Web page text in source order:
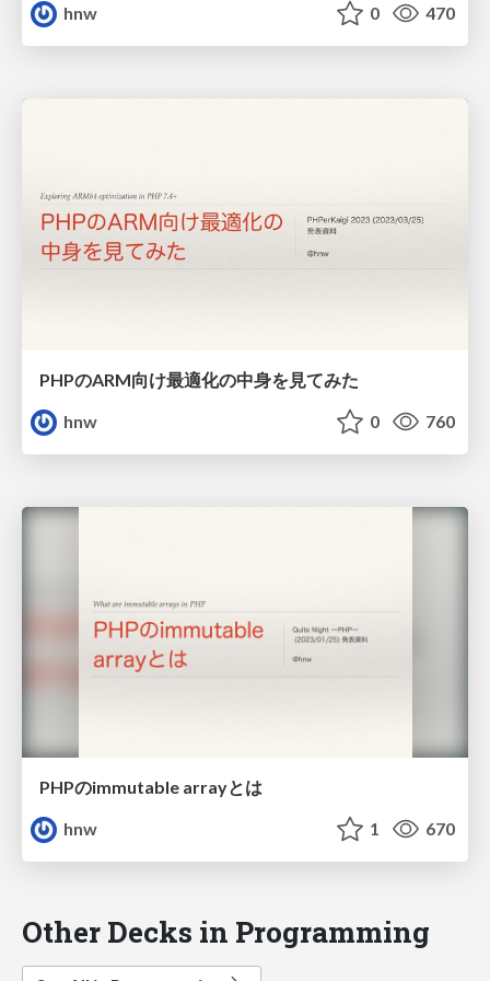
hnw 0 470
PHPのARM向け最適化の中身を見てみた
hnw
0 760
PHPのimmutable arrayとは
hnw
1 670
Other Decks in Programming